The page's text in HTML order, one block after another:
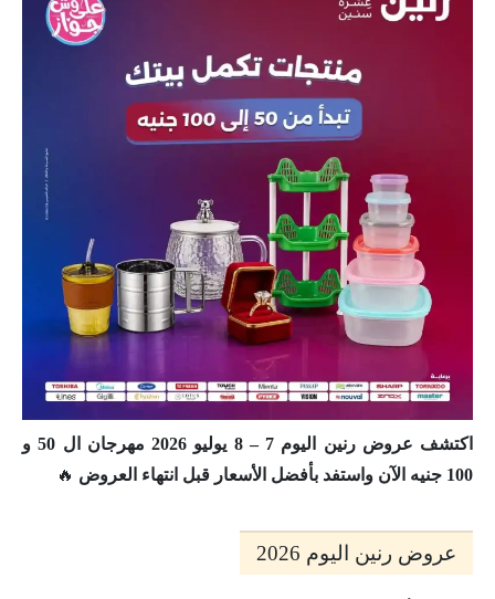
اكتشف عروض رنين اليوم 7 – 8 يوليو 2026 مهرجان ال 50 و
100 جنيه الآن واستفد بأفضل الأسعار قبل انتهاء العروض
🔥
عروض رنين اليوم 2026